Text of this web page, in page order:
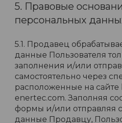
5. Правовые
персональных
5.1. Продавец
данные Пользователя
заполнения и/или
самостоятельно через
расположенные на сайте
enertec.com. Заполняя
формы и/или отправляя
данные Продавцу,